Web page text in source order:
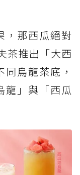
，那西瓜絕對
茶推出「大西
烏龍茶底，
龍」與「西瓜